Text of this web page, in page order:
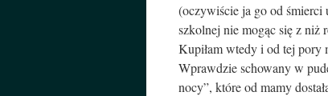
(oczywiście ja go od śmierci
szkolnej nie mogąc się z niż
Kupiłam wtedy i od tej pory
Wprawdzie schowany w
nocy”, które od mamy